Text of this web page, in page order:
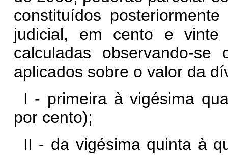
constituídos
judicial, em cento e vinte
calculadas observando-se
aplicados sobre o valor da
I - primeira à vigésima
por cento);
II - da vigésima quinta à